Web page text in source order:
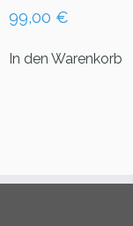
99,00 €
In den Warenkorb